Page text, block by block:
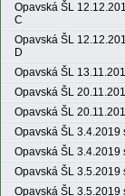
Opavská ŠL
C
Opavská ŠL
D
Opavská ŠL
Opavská ŠL
Opavská ŠL
Opavská ŠL 3.4.2019
Opavská ŠL 3.4.2019
Opavská ŠL 3.5.2019
Opavská ŠL 3.5.2019